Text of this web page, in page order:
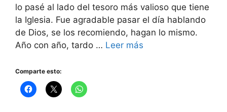
lo pasé al lado del tesoro más valioso que tiene
la Iglesia. Fue agradable pasar el día hablando
de Dios, se los recomiendo, hagan lo mismo.
Año con año, tardo … Leer más
Comparte esto: